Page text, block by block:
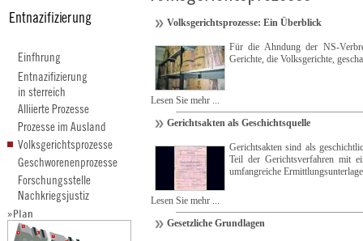
Volksgerichtsprozesse: Ein Überblick
Für die Ahndung der NS-
Gerichte, die Volksgerichte,
Lesen Sie mehr ...
Gerichtsakten als Geschichtsquelle
Gerichtsakten sind als
Teil der Gerichtsverfahren mit
umfangreiche
Lesen Sie mehr ...
Gesetzliche Grundlagen